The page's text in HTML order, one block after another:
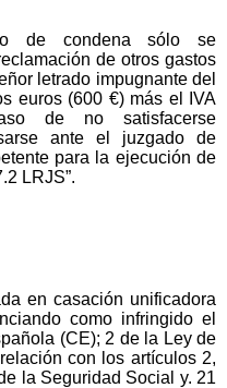
de condena sólo se
de otros gastos
letrado impugnante del
euros (600 €) más el IVA
de no satisfacerse
ante el juzgado de
para la ejecución de
LRJS”.
en casación unificadora
como infringido el
(CE); 2 de la Ley de
con los artículos 2,
la Seguridad Social y. 21